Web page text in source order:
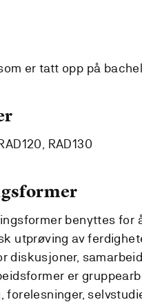
er tatt opp på
RAD130
benyttes for
utprøving av
diskusjoner,
er
forelesninger,